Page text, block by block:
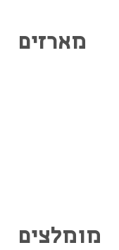
מארזים
מומלצים